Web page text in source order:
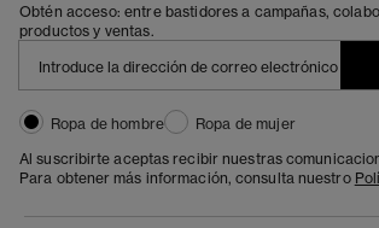
Obtén acceso: entre bastidores a campañas,
productos y ventas.
Ropa de hombre
Ropa de mujer
Al suscribirte aceptas recibir nuestras
Para obtener más información, consulta nuestro